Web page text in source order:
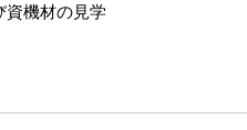
資機材の見学